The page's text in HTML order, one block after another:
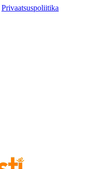
Privaatsuspoliitika